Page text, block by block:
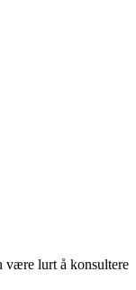
være lurt å konsultere